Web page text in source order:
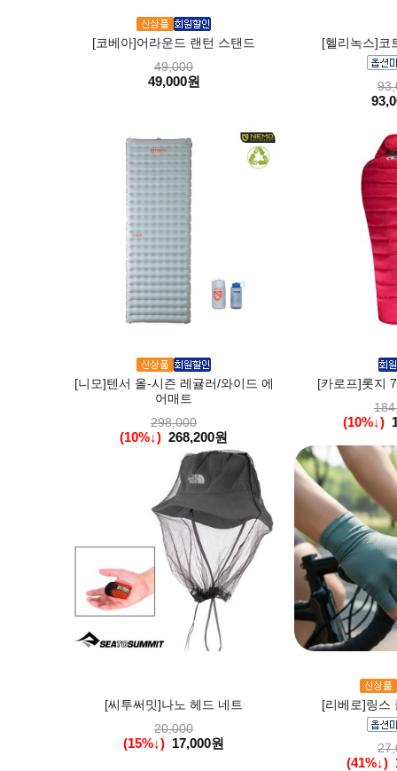
[코베아]어라운드 랜턴 스탠드
49,000
49,000원
[헬리녹스]코
[니모]텐서 올-시즌 레귤러/와이드 에
어매트
298,000
(10%↓) 268,200원
[카로프]롯지
(10%↓)
[씨투써밋]나노 헤드 네트
20,000
(15%↓) 17,000원
[리베로]링스
(41%↓)